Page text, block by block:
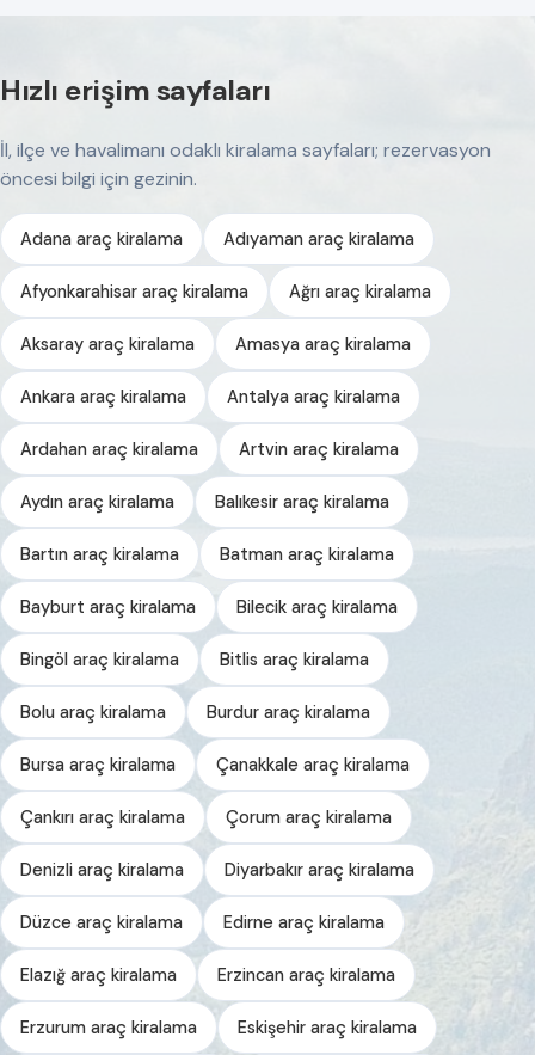
Hızlı erişim sayfaları
İl, ilçe ve havalimanı odaklı kiralama sayfaları; rezervasyon
öncesi bilgi için gezinin.
Adana araç kiralama Adıyaman araç kiralama
Afyonkarahisar araç kiralama Ağrı araç kiralama
Aksaray araç kiralama Amasya araç kiralama
Ankara araç kiralama Antalya araç kiralama
Ardahan araç kiralama Artvin araç kiralama
Aydın araç kiralama Balıkesir araç kiralama
Bartın araç kiralama Batman araç kiralama
Bayburt araç kiralama Bilecik araç kiralama
Bingöl araç kiralama Bitlis araç kiralama
Bolu araç kiralama Burdur araç kiralama
Bursa araç kiralama Çanakkale araç kiralama
Çankırı araç kiralama Çorum araç kiralama
Denizli araç kiralama Diyarbakır araç kiralama
Düzce araç kiralama Edirne araç kiralama
Elazığ araç kiralama Erzincan araç kiralama
Erzurum araç kiralama Eskişehir araç kiralama